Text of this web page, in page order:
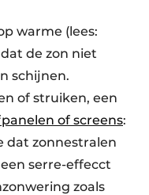
warme (lees:
de zon niet
schijnen.
of struiken, een
of screens:
dat zonnestralen
serre-effecct
zoals